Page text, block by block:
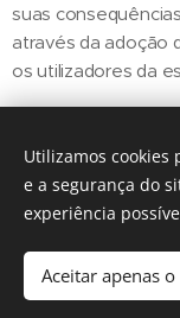
suas
através da adoção
os utilizadores da
Share
Utilizamos
e a segurança do
experiência
Aceitar apenas